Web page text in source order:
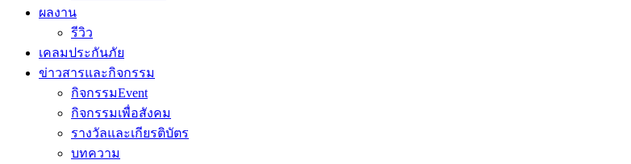
ผลงาน
รีวิว
เคลมประกันภัย
ข่าวสารและกิจกรรม
กิจกรรมEvent
กิจกรรมเพื่อสังคม
รางวัลและเกียรติบัตร
บทความ